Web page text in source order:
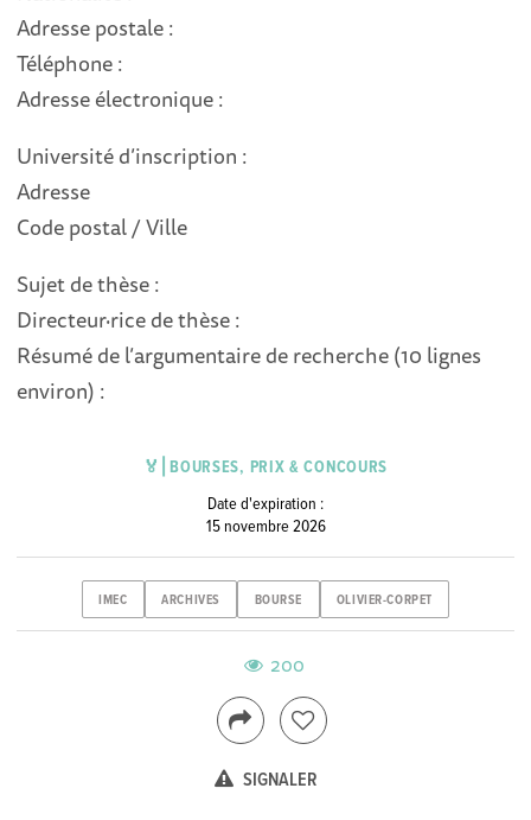
Adresse postale :
Téléphone :
Adresse électronique :
Université d’inscription :
Adresse
Code postal / Ville
Sujet de thèse :
Directeur·rice de thèse :
Résumé de l’argumentaire de recherche (10 lignes
environ) :
🏅⎜BOURSES, PRIX & CONCOURS
Date d'expiration :
15 novembre 2026
IMEC ARCHIVES BOURSE OLIVIER-CORPET
200
SIGNALER